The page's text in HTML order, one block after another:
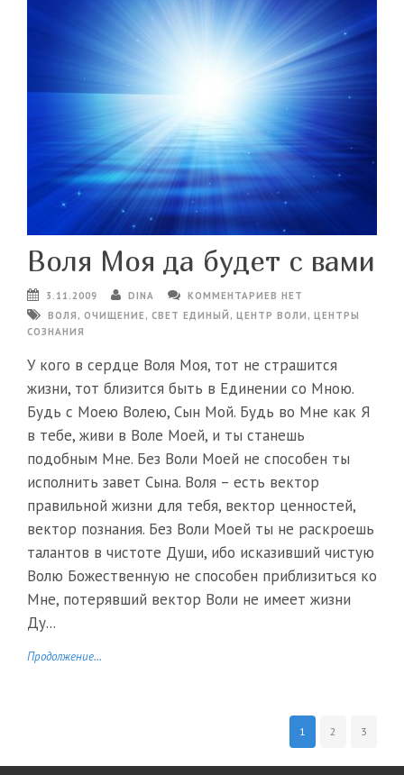
Воля Моя да будет с вами
3.11.2009 DINA
КОММЕНТАРИЕВ НЕТ
ВОЛЯ , ОЧИЩЕНИЕ, СВЕТ ЕДИНЫЙ , ЦЕНТР ВОЛИ , ЦЕНТРЫ
СОЗНАНИЯ
У кого в сердце Воля Моя, тот не страшится
жизни, тот близится быть в Единении со Мною.
Будь с Моею Волею, Сын Мой. Будь во Мне как Я
в тебе, живи в Воле Моей, и ты станешь
подобным Мне. Без Воли Моей не способен ты
исполнить завет Сына. Воля – есть вектор
правильной жизни для тебя, вектор ценностей,
вектор познания. Без Воли Моей ты не раскроешь
талантов в чистоте Души, ибо исказивший чистую
Волю Божественную не способен приблизиться ко
Мне, потерявший вектор Воли не имеет жизни
Ду...
Продолжение...
1 2 3